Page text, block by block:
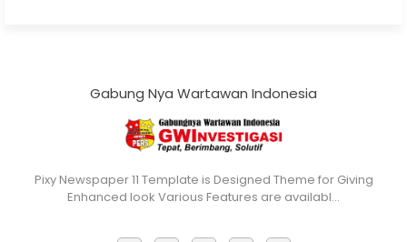
Gabung Nya Wartawan Indonesia
Pixy Newspaper 11 Template is Designed Theme for Giving
Enhanced look Various Features are availabl…